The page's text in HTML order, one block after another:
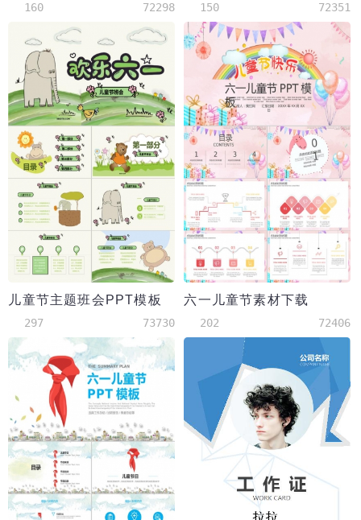
160 72298 150 72351
儿童节主题班会PPT模板
297 73730
六一儿童节素材下载
202 72406